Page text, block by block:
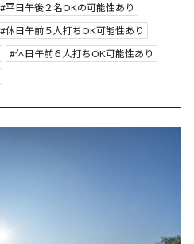
平日午後２名OKの可能性あり
休日午前５人打ちOK可能性あり
休日午前６人打ちOK可能性あり